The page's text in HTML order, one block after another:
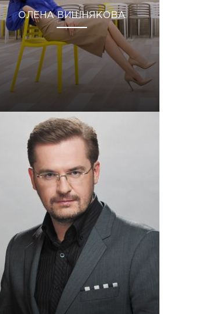
ОЛЕНА ВИШНЯКОВА